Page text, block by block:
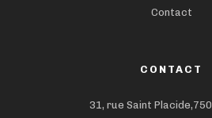
Contact
CONTACT
31, rue Saint